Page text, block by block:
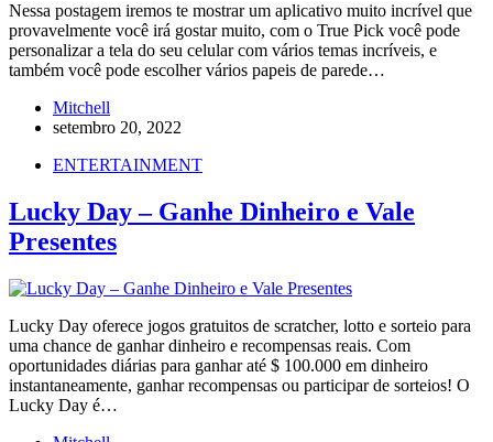
Nessa postagem iremos te mostrar um aplicativo muito incrível que
provavelmente você irá gostar muito, com o True Pick você pode
personalizar a tela do seu celular com vários temas incríveis, e
também você pode escolher vários papeis de parede…
Mitchell
setembro 20, 2022
ENTERTAINMENT
Lucky Day – Ganhe Dinheiro e Vale
Presentes
Lucky Day oferece jogos gratuitos de scratcher, lotto e sorteio para
uma chance de ganhar dinheiro e recompensas reais. Com
oportunidades diárias para ganhar até $ 100.000 em dinheiro
instantaneamente, ganhar recompensas ou participar de sorteios! O
Lucky Day é…